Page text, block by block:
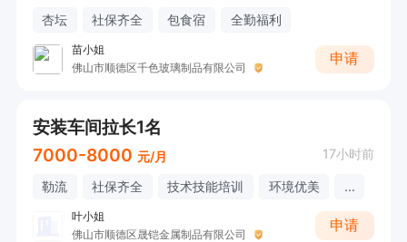
杏坛 社保齐全 包食宿 全勤福利
苗小姐
佛山市顺德区千色玻璃制品有限公司
申请
安装车间拉长1名
7000-8000 元/月 17小时前
勒流 社保齐全 技术技能培训 环境优美 ...
叶小姐
佛山市顺德区晟铠金属制品有限公司
申请